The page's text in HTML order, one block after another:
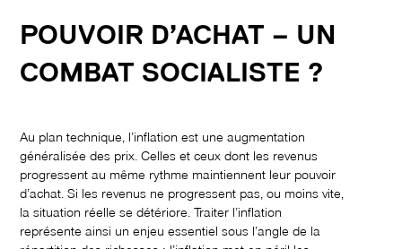
POUVOIR D’ACHAT – UN
COMBAT SOCIALISTE ?
Au plan technique, l’inflation est une augmentation
généralisée des prix. Celles et ceux dont les revenus
progressent au même rythme maintiennent leur pouvoir
d’achat. Si les revenus ne progressent pas, ou moins vite,
la situation réelle se détériore. Traiter l’inflation
représente ainsi un enjeu essentiel sous l’angle de la